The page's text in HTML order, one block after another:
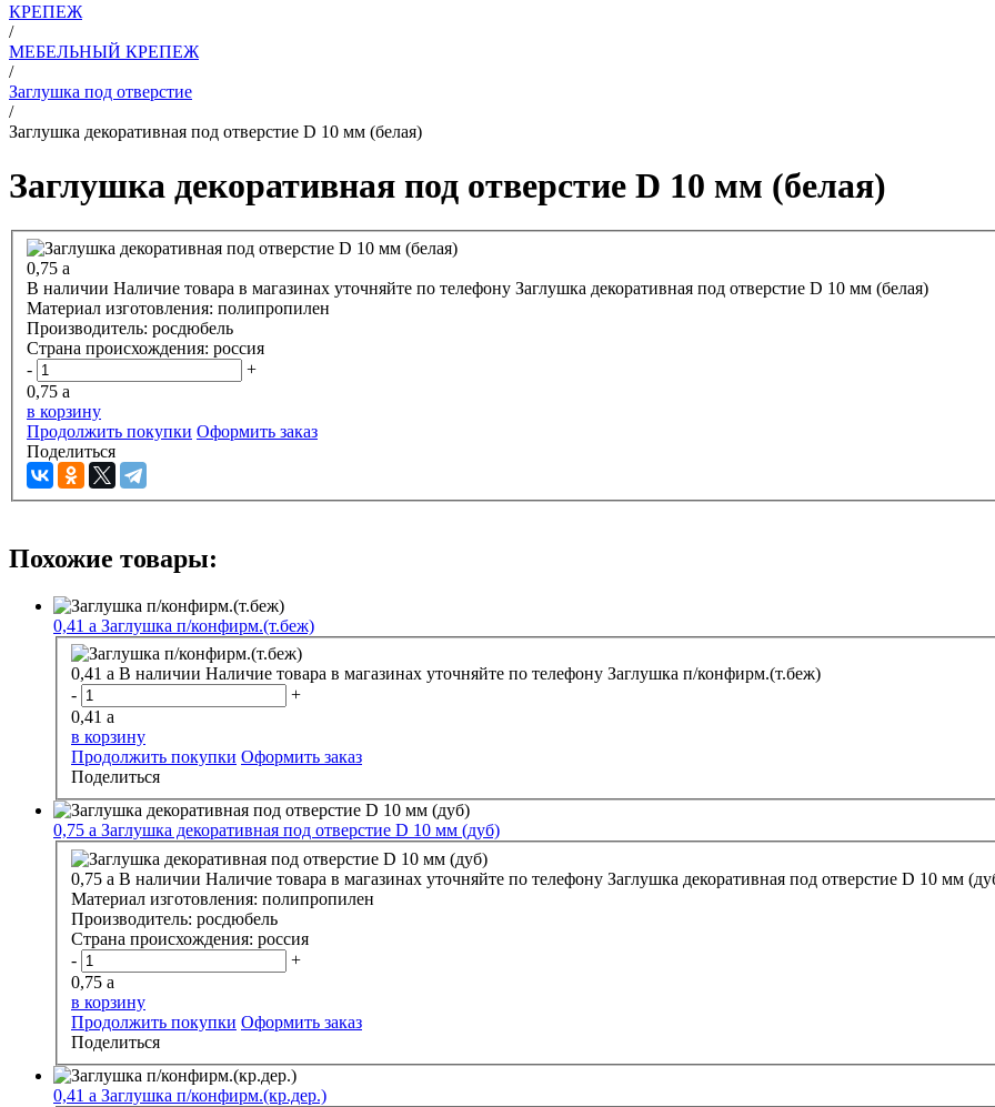
КРЕПЕЖ
/
МЕБЕЛЬНЫЙ КРЕПЕЖ
/
Заглушка под отверстие
/
Заглушка декоративная под отверстие D 10 мм (белая)
Заглушка декоративная под отверстие D 10 мм (белая)
0,75 a
В наличии Наличие товара в магазинах уточняйте по телефону Заглушка декоративная под отверстие D 10 мм (белая)
Материал изготовления: полипропилен
Производитель: росдюбель
Страна происхождения: россия
-
+
0,75 a
в корзину
Продолжить покупки Оформить заказ
Поделиться
Похожие товары:
0,41 a Заглушка п/конфирм.(т.беж)
0,41 a В наличии Наличие товара в магазинах уточняйте по телефону Заглушка п/конфирм.(т.беж)
-
+
0,41 a
в корзину
Продолжить покупки Оформить заказ
Поделиться
0,75 a Заглушка декоративная под отверстие D 10 мм (дуб)
0,75 a В наличии Наличие товара в магазинах уточняйте по телефону Заглушка декоративная под отверстие D 10 мм
Материал изготовления: полипропилен
Производитель: росдюбель
Страна происхождения: россия
-
+
0,75 a
в корзину
Продолжить покупки Оформить заказ
Поделиться
0,41 a Заглушка п/конфирм.(кр.дер.)